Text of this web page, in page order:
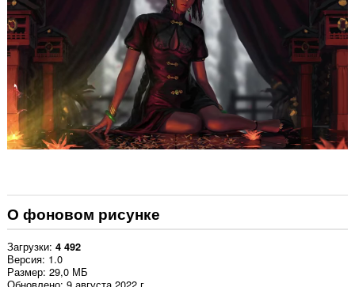
О фоновом рисунке
Загрузки 4 492
Версия 1.0
Размер 29,0 МБ